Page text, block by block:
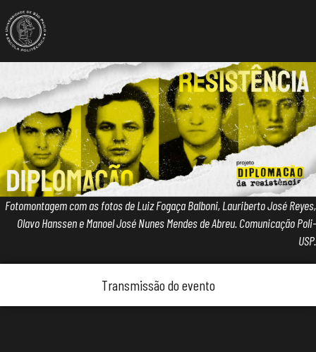
Fotomontagem com as fotos de Luiz Fogaça Balboni, Lauriberto José Reyes,
Olavo Hanssen e Manoel José Nunes Mendes de Abreu. Comunicação Poli-
USP.
Transmissão do evento